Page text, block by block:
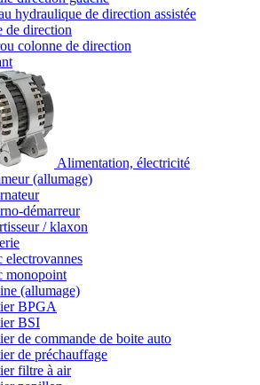
hydraulique de direction assistée
de direction
colonne de direction
Alimentation, électricité
(allumage)
démarreur
/ klaxon
electrovannes
monopoint
(allumage)
BPGA
BSI
de commande de boite auto
de préchauffage
filtre à air